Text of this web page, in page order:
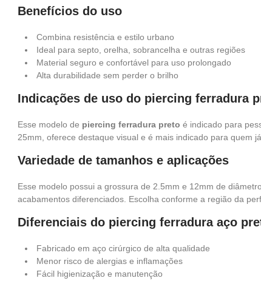
Benefícios do uso
Combina resistência e estilo urbano
Ideal para septo, orelha, sobrancelha e outras regiões
Material seguro e confortável para uso prolongado
Alta durabilidade sem perder o brilho
Indicações de uso do piercing ferradura
Esse modelo de piercing ferradura preto é indicado para
25mm, oferece destaque visual e é mais indicado para quem
Variedade de tamanhos e aplicações
Esse modelo possui a grossura de 2.5mm e 12mm de
acabamentos diferenciados. Escolha conforme a região da
Diferenciais do piercing ferradura aço
Fabricado em aço cirúrgico de alta qualidade
Menor risco de alergias e inflamações
Fácil higienização e manutenção